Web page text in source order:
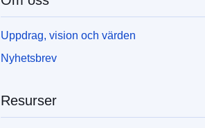
Uppdrag, vision och värden
Nyhetsbrev
Resurser